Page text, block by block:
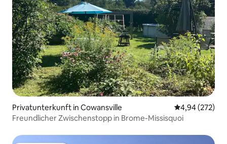
Privatunterkunft in Cowansville
4,94 (272)
Freundlicher Zwischenstopp in Brome-Missisquoi